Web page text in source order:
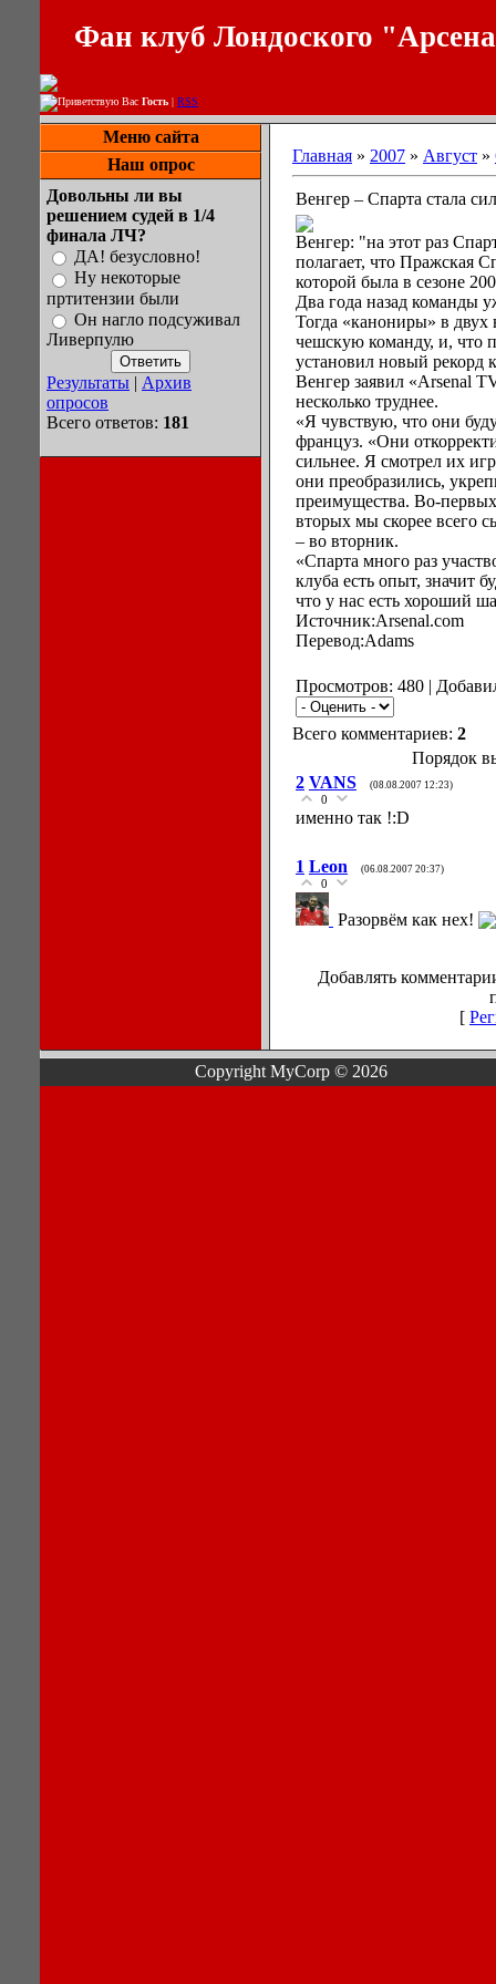
Фан клуб Лондоского
Приветствую Вас Гость | RSS
Меню сайта
Наш опрос
Довольны ли вы
решением судей в 1/4
финала ЛЧ?
ДА! безусловно!
Ну некоторые
пртитензии были
Он нагло подсуживал
Ливерпулю
Результаты | Архив
опросов
Всего ответов: 181
Главная » 2007 » Август »
Венгер – Спарта стала
Венгер: "на этот раз
полагает, что Пражская
которой была в сезоне
Два года назад команды
Тогда «канониры» в двух
чешскую команду, и, что
установил новый рекорд
Венгер заявил «Arsenal
несколько труднее.
«Я чувствую, что они
француз. «Они
сильнее. Я смотрел их
они преобразились,
преимущества. Во-
вторых мы скорее всего
– во вторник.
«Спарта много раз
клуба есть опыт, значит
что у нас есть хороший
Источник:Arsenal.com
Перевод:Adams
Просмотров: 480 |
Всего комментариев: 2
Порядок
2 VANS (08.08.2007 12:23)
0
именно так !:D
1 Leon (06.08.2007 20:37)
0
Разорвём как нех!
Добавлять
[
Copyright MyCorp © 2026